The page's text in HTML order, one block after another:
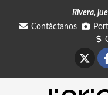
Rivera,
Contáctanos